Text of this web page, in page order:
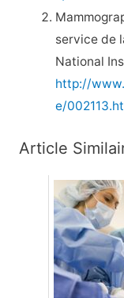
service de
National
http://
e/
Article